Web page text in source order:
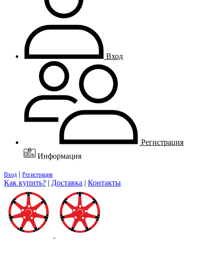
Вход
Регистрация
Информация
Вход | Регистрация
Как купить? | Доставка | Контакты